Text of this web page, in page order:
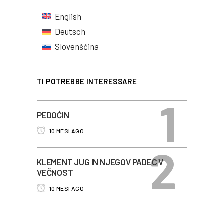
English
Deutsch
Slovenščina
TI POTREBBE INTERESSARE
PEDOĆIN
10 MESI AGO
KLEMENT JUG IN NJEGOV PADEC V
VEČNOST
10 MESI AGO